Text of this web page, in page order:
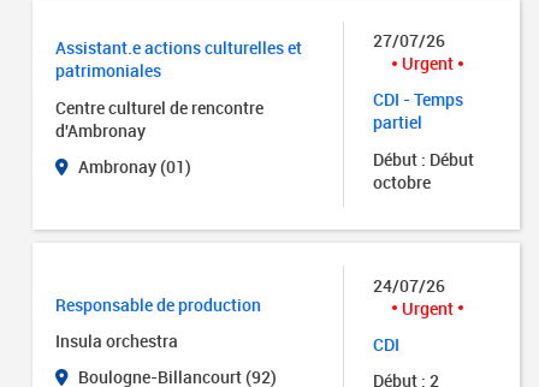
Assistant.e actions culturelles et
patrimoniales
Centre culturel de rencontre
d'Ambronay
Ambronay (01)
27/07/26
Urgent
CDI - Temps
partiel
Début : Début
octobre
Responsable de production
Insula orchestra
Boulogne-Billancourt (92)
24/07/26
Urgent
CDI
Début : 2